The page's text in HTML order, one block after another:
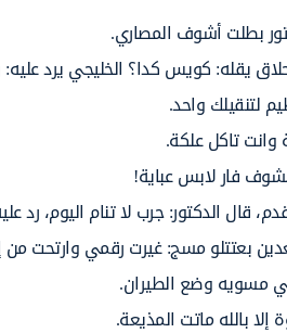
بطلت أشوف المصاري.
يقله: كويس كدا؟ الخليجي يرد عليه:
لتنقيلك واحد.
تاكل علكة.
فار لابس عباية!
قال الدكتور: جرب لا تنام اليوم، رد
بعتتلو مسج: غيرت رقمي وارتحت من
مسويه وضع الطيران.
بالله ماتت المذيعة.